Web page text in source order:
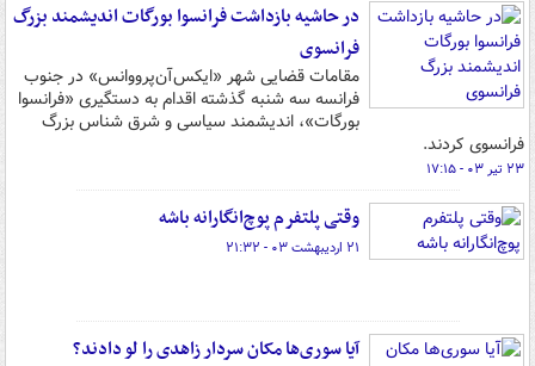
در حاشیه بازداشت فرانسوا بورگات اندیشمند بزرگ
فرانسوی
مقامات قضایی شهر «ایکس‌آن‌پرووانس» در جنوب
فرانسه سه شنبه گذشته اقدام به دستگیری «فرانسوا
بورگات»، اندیشمند سیاسی و شرق شناس بزرگ
فرانسوی کردند.
۲۳ تیر ۰۳ - ۱۷:۱۵
وقتی پلتفرم پوچ‌انگارانه باشه
۲۱ اردیبهشت ۰۳ - ۲۱:۳۲
آیا سوری‌ها مکان سردار زاهدی را لو دادند؟